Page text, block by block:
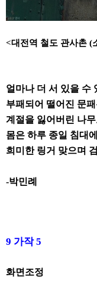
<대전역 철도 관사촌 (
얼마나 더 서 있을 수
부패되어 떨어진 문
계절을 잃어버린 나
몸은 하루 종일 침대
희미한 링거 맞으며
-박민례
9 가작5
화면조정